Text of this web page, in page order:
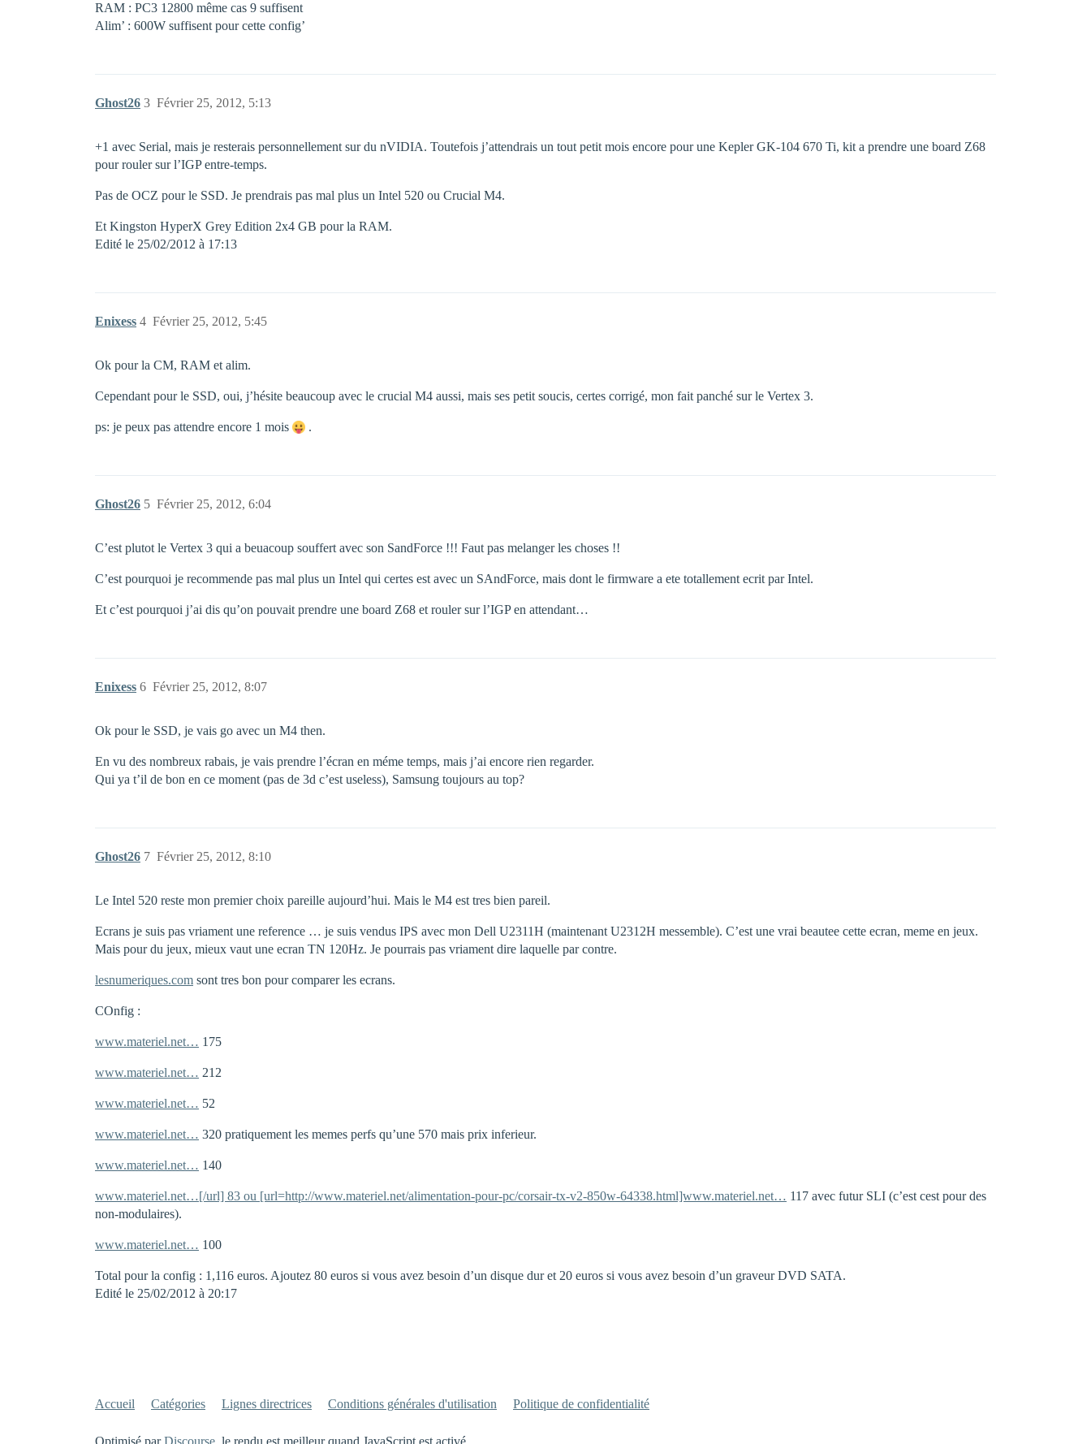
RAM : PC3 12800 même cas 9 suffisent
Alim’ : 600W suffisent pour cette config’
Ghost26 Février 25, 2012, 5:13
3
+1 avec Serial, mais je resterais personnellement sur du nVIDIA. Toutefois j’attendrais un tout petit mois encore pour une Kepler GK-104 670 Ti, kit a prendre une board Z68
pour rouler sur l’IGP entre-temps.
Pas de OCZ pour le SSD. Je prendrais pas mal plus un Intel 520 ou Crucial M4.
Et Kingston HyperX Grey Edition 2x4 GB pour la RAM.
Edité le 25/02/2012 à 17:13
Enixess Février 25, 2012, 5:45
4
Ok pour la CM, RAM et alim.
Cependant pour le SSD, oui, j’hésite beaucoup avec le crucial M4 aussi, mais ses petit soucis, certes corrigé, mon fait panché sur le Vertex 3.
ps: je peux pas attendre encore 1 mois .
Ghost26 Février 25, 2012, 6:04
5
C’est plutot le Vertex 3 qui a beuacoup souffert avec son SandForce !!! Faut pas melanger les choses !!
C’est pourquoi je recommende pas mal plus un Intel qui certes est avec un SAndForce, mais dont le firmware a ete totallement ecrit par Intel.
Et c’est pourquoi j’ai dis qu’on pouvait prendre une board Z68 et rouler sur l’IGP en attendant…
Enixess Février 25, 2012, 8:07
6
Ok pour le SSD, je vais go avec un M4 then.
En vu des nombreux rabais, je vais prendre l’écran en méme temps, mais j’ai encore rien regarder.
Qui ya t’il de bon en ce moment (pas de 3d c’est useless), Samsung toujours au top?
Ghost26 Février 25, 2012, 8:10
7
Le Intel 520 reste mon premier choix pareille aujourd’hui. Mais le M4 est tres bien pareil.
Ecrans je suis pas vriament une reference … je suis vendus IPS avec mon Dell U2311H (maintenant U2312H messemble). C’est une vrai beautee cette ecran, meme en jeux.
Mais pour du jeux, mieux vaut une ecran TN 120Hz. Je pourrais pas vriament dire laquelle par contre.
lesnumeriques.com sont tres bon pour comparer les ecrans.
COnfig :
www.materiel.net… 175
www.materiel.net… 212
www.materiel.net… 52
www.materiel.net… 320 pratiquement les memes perfs qu’une 570 mais prix inferieur.
www.materiel.net… 140
www.materiel.net…[/url] 83 ou [url=http://www.materiel.net/alimentation-pour-pc/corsair-tx-v2-850w-64338.html]www.materiel.net… 117 avec futur SLI (c’est cest pour des
non-modulaires).
www.materiel.net… 100
Total pour la config : 1,116 euros. Ajoutez 80 euros si vous avez besoin d’un disque dur et 20 euros si vous avez besoin d’un graveur DVD SATA.
Edité le 25/02/2012 à 20:17
Accueil Catégories Lignes directrices Conditions générales d'utilisation Politique de confidentialité
Optimisé parDiscourse , le rendu est meilleur quand JavaScript est activé.